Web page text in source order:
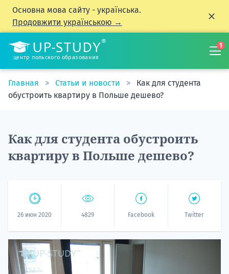
Основна мова сайту - українська.
Продовжити українською →
центр польского образования
1
Главная Статьи и новости
Как для студента
обустроить квартиру в Польше дешево?
Как для студента обустроить
квартиру в Польше дешево?
26 июн 2020 4829 Facebook Twitter